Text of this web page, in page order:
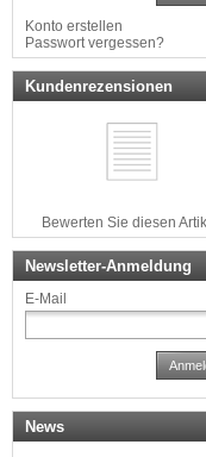
Konto erstellen
Passwort vergessen?
Kundenrezensionen
Bewerten Sie diesen
Newsletter-Anmeldung
E-Mail
News